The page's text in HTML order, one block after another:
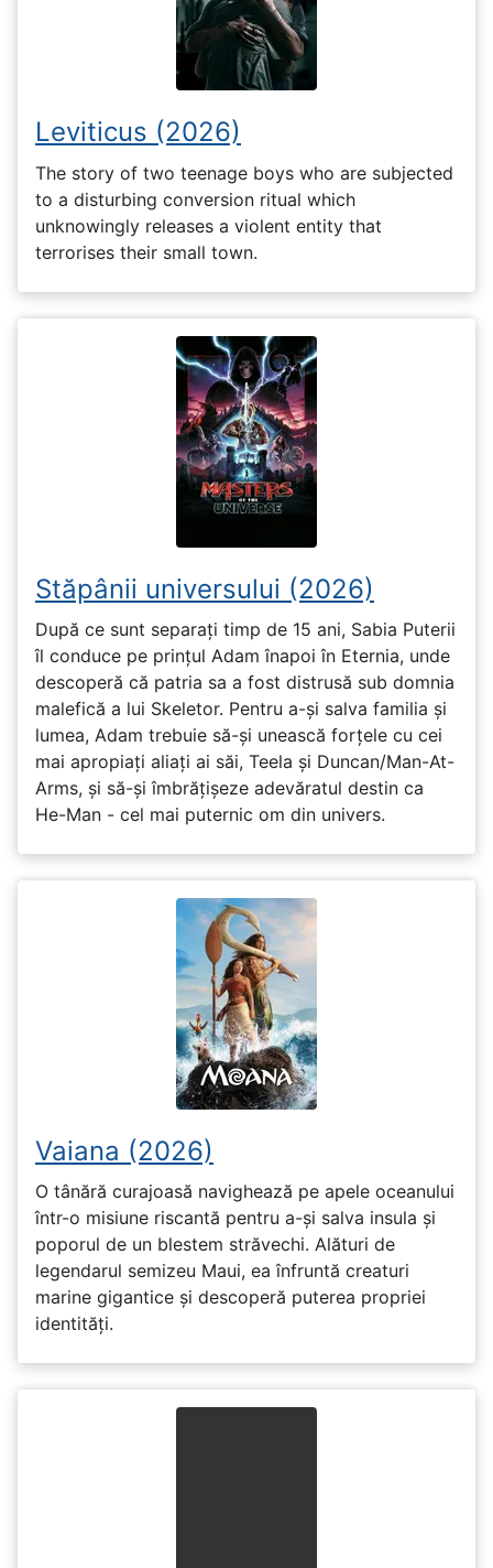
Leviticus (2026)
The story of two teenage boys who are subjected
to a disturbing conversion ritual which
unknowingly releases a violent entity that
terrorises their small town.
Stăpânii universului (2026)
După ce sunt separați timp de 15 ani, Sabia Puterii
îl conduce pe prințul Adam înapoi în Eternia, unde
descoperă că patria sa a fost distrusă sub domnia
malefică a lui Skeletor. Pentru a-și salva familia și
lumea, Adam trebuie să-și unească forțele cu cei
mai apropiați aliați ai săi, Teela și Duncan/Man-At-
Arms, și să-și îmbrățișeze adevăratul destin ca
He-Man - cel mai puternic om din univers.
Vaiana (2026)
O tânără curajoasă navighează pe apele oceanului
într-o misiune riscantă pentru a-și salva insula și
poporul de un blestem străvechi. Alături de
legendarul semizeu Maui, ea înfruntă creaturi
marine gigantice și descoperă puterea propriei
identități.